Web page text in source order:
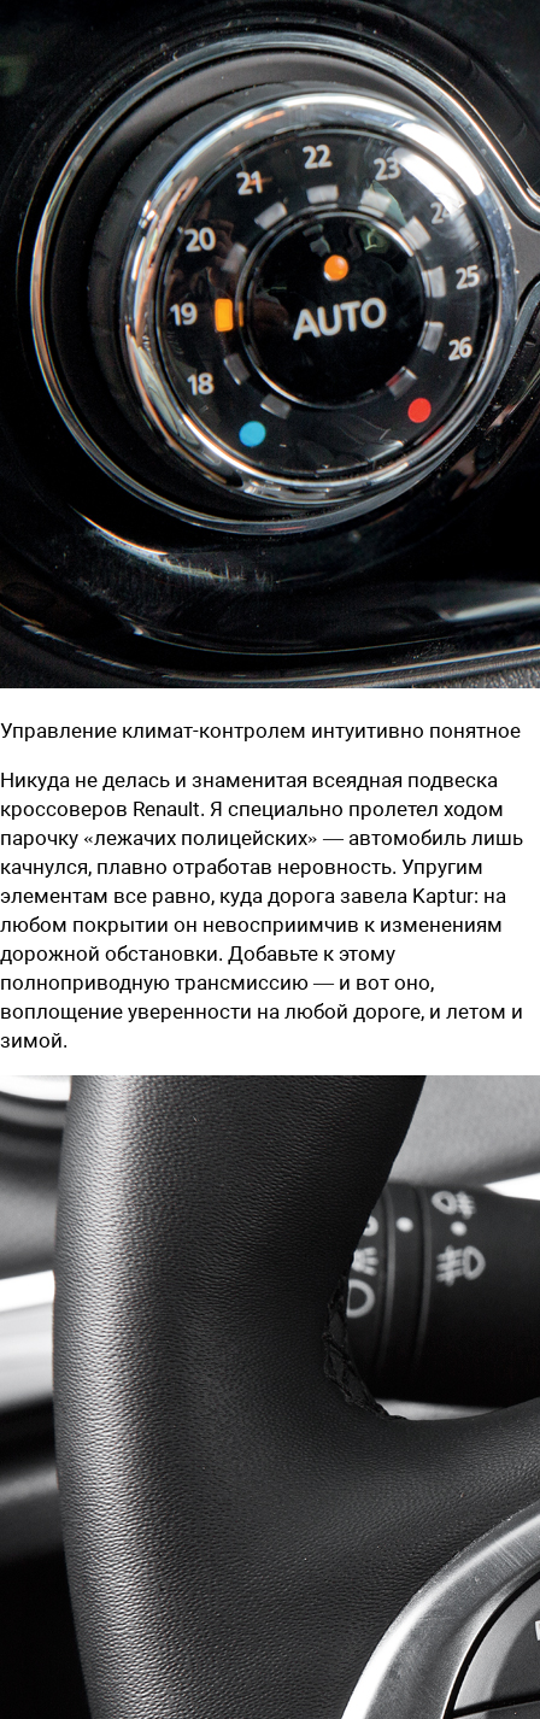
Управление климат-контролем интуитивно понятное
Никуда не делась и знаменитая всеядная подвеска
кроссоверов Renault. Я специально пролетел ходом
парочку «лежачих полицейских» — автомобиль лишь
качнулся, плавно отработав неровность. Упругим
элементам все равно, куда дорога завела Kaptur: на
любом покрытии он невосприимчив к изменениям
дорожной обстановки. Добавьте к этому
полноприводную трансмиссию — и вот оно,
воплощение уверенности на любой дороге, и летом и
зимой.